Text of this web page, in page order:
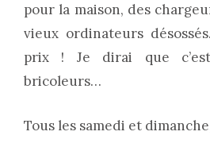
pour la maison, des
vieux ordinateurs
prix ! Je dirai que
bricoleurs…
Tous les samedi et